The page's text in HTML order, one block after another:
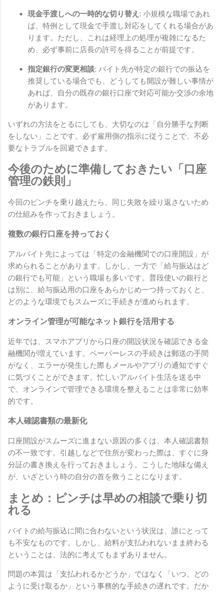
現金手渡しへの一時的な切り替え: 小規模な職場であれ
ば、特例として現金で手渡し対応をしてくれる場合があ
ります。ただし、これは経理上の処理が複雑になるた
め、必ず事前に店長の許可を得ることが前提です。
指定銀行の変更相談: バイト先が特定の銀行での振込を
推奨している場合でも、どうしても開設が難しい事情が
あれば、自分の既存の銀行口座で対応可能か交渉の余地
があります。
いずれの方法をとるにしても、大切なのは「自分勝手な判断
をしない」ことです。必ず雇用側の指示に従うことで、不必
要なトラブルを回避できます。
今後のために準備しておきたい「口座
管理の鉄則」
今回のピンチを乗り越えたら、同じ失敗を繰り返さないため
の仕組みを作っておきましょう。
複数の銀行口座を持っておく
アルバイト先によっては「特定の金融機関での口座開設」が
求められることがあります。しかし、一方で「給与振込はど
の銀行でも可能」という職場も多いです。普段使いの銀行と
は別に、給与振込用の口座をあらかじめ一つ持っておくと、
どのような環境でもスムーズに手続きが進められます。
オンライン管理が可能なネット銀行を活用する
近年では、スマホアプリから口座の開設状況を確認できる金
融機関が増えています。ペーパーレスの手続きは郵送の手間
がなく、エラーが発生した際もメールやアプリの通知ですぐ
に気づくことができます。忙しいアルバイト生活を送る中
で、オンラインで管理できる環境を整えることは非常に効率
的です。
本人確認書類の最新化
口座開設がスムーズに進まない原因の多くは、本人確認書類
の不一致です。引越しなどで住所が変わった際は、すぐに身
分証の書き換えを行っておきましょう。こうした地味な備え
が、いざという時の自分の首を救うことになります。
まとめ：ピンチは早めの相談で乗り切
れる
バイトの給与振込に間に合わないという状況は、誰にとって
も不安なものです。しかし、給料が支払われないまま終わる
ということは、法的に考えてもまずありません。
問題の本質は「支払われるかどうか」ではなく「いつ、どの
ように受け取るか」という事務的な手続きの遅れです。だか